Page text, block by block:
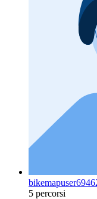
5 percorsi